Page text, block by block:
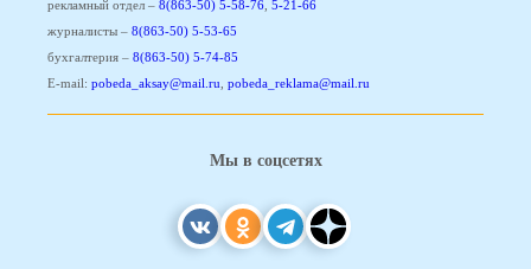
рекламный отдел – 8(863-50) 5-58-76, 5-21-66
журналисты – 8(863-50) 5-53-65
бухгалтерия – 8(863-50) 5-74-85
E-mail: pobeda_aksay@mail.ru, pobeda_reklama@mail.ru
Мы в соцсетях